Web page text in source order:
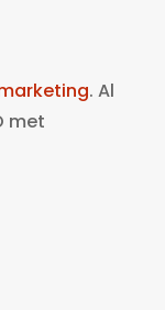
. Al
met